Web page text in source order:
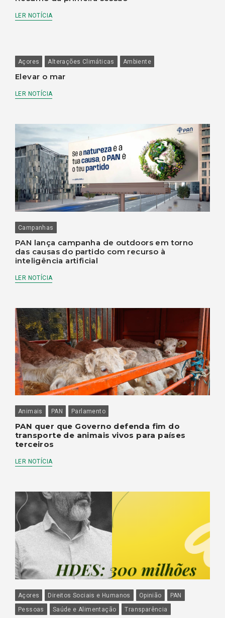
LER NOTÍCIA
Açores Alterações Climáticas Ambiente
Elevar o mar
LER NOTÍCIA
Campanhas
PAN lança campanha de outdoors em torno
das causas do partido com recurso à
inteligência artificial
LER NOTÍCIA
Animais PAN Parlamento
PAN quer que Governo defenda fim do
transporte de animais vivos para países
terceiros
LER NOTÍCIA
Açores Direitos Sociais e Humanos Opinião
PAN
Pessoas
Saúde e Alimentação Transparência